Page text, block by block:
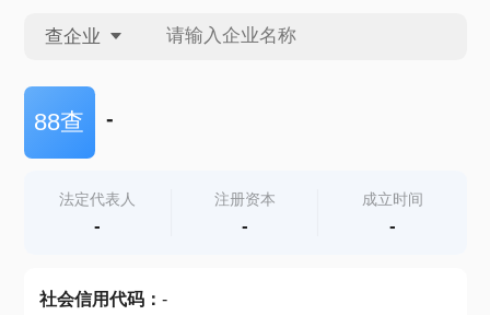
查企业
查企业
查产地
88查 -
法定代表人
-
注册资本
-
成立时间
-
社会信用代码： -